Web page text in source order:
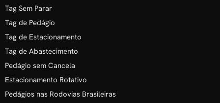
Tag Sem Parar
Tag de Pedágio
Tag de Estacionamento
Tag de Abastecimento
Pedágio sem Cancela
Estacionamento Rotativo
Pedágios nas Rodovias Brasileiras